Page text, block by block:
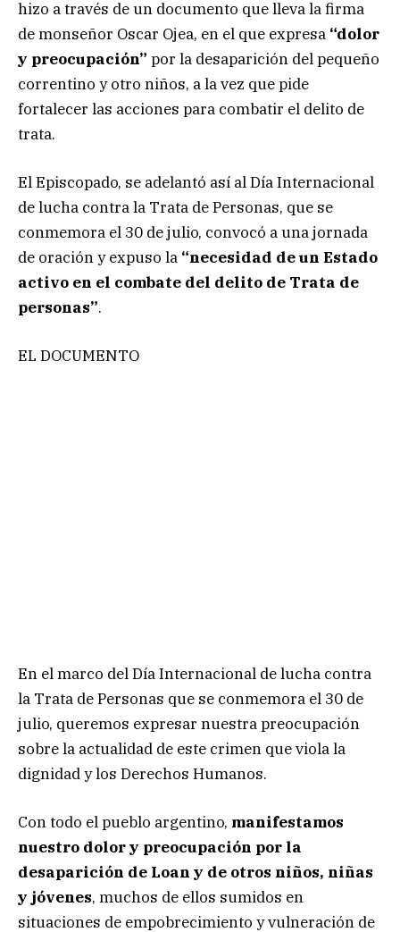
hizo a través de un documento que lleva la firma
de monseñor Oscar Ojea, en el que expresa “dolor
y preocupación” por la desaparición del pequeño
correntino y otro niños, a la vez que pide
fortalecer las acciones para combatir el delito de
trata.
El Episcopado, se adelantó así al Día Internacional
de lucha contra la Trata de Personas, que se
conmemora el 30 de julio, convocó a una jornada
de oración y expuso la “necesidad de un Estado
activo en el combate del delito de Trata de
personas”.
EL DOCUMENTO
En el marco del Día Internacional de lucha contra
la Trata de Personas que se conmemora el 30 de
julio, queremos expresar nuestra preocupación
sobre la actualidad de este crimen que viola la
dignidad y los Derechos Humanos.
Con todo el pueblo argentino, manifestamos
nuestro dolor y preocupación por la
desaparición de Loan y de otros niños, niñas
y jóvenes, muchos de ellos sumidos en
situaciones de empobrecimiento y vulneración de